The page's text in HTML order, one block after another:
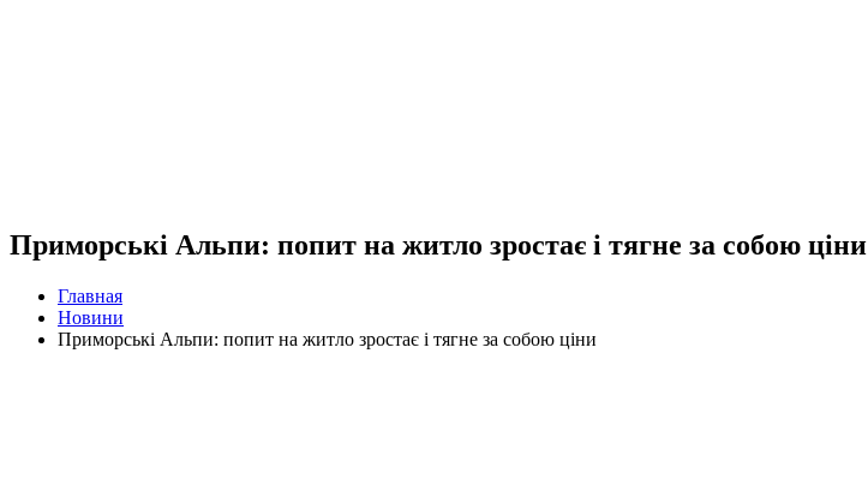
Приморські Альпи: попит на житло зростає і тягне за собою ціни
Главная
Новини
Приморські Альпи: попит на житло зростає і тягне за собою ціни